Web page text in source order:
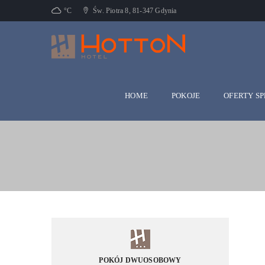
°C Św. Piotra 8, 81-347 Gdynia
HOME POKOJE OFERTY
POKÓJ DWUOSOBOWY